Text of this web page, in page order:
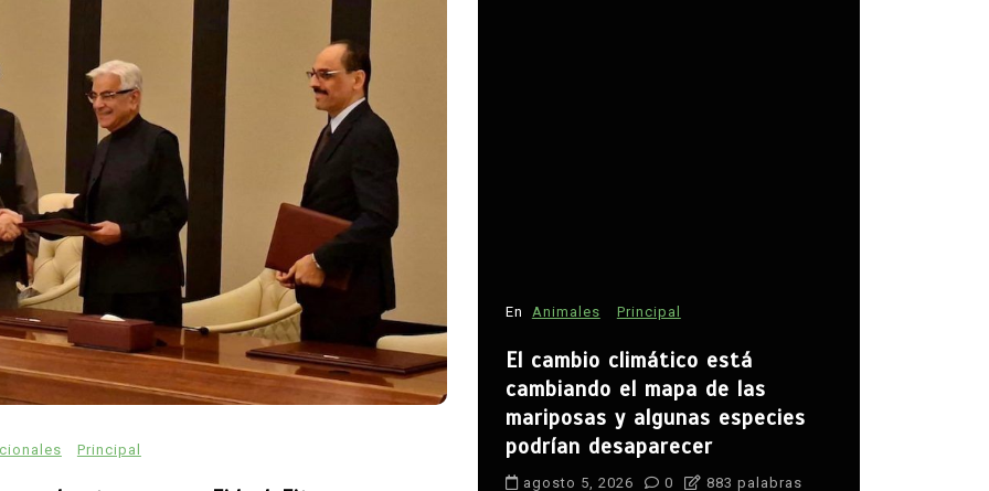
Principal
En Estados Principal
David Monreal vincula campo,
seguridad y paz para Zacatecas
agosto 5, 2026 0 610 palabras
agua
campo zacatecano
Claudia Sheinbaum
David Monreal
paz en Zacatecas
En Animales Principal
El cambio climático está
cambiando el mapa de las
mariposas y algunas especies
podrían desaparecer
agosto 5, 2026 0 883 palabras